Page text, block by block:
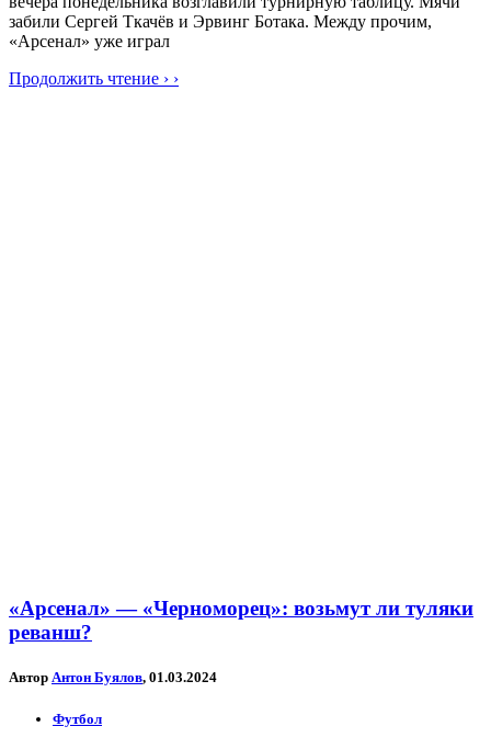
забили Сергей Ткачёв и Эрвинг Ботака. Между прочим,
«Арсенал» уже играл
Продолжить чтение › ›
«Арсенал» — «Черноморец»: возьмут ли туляки
реванш?
Автор Антон Буялов, 01.03.2024
Футбол